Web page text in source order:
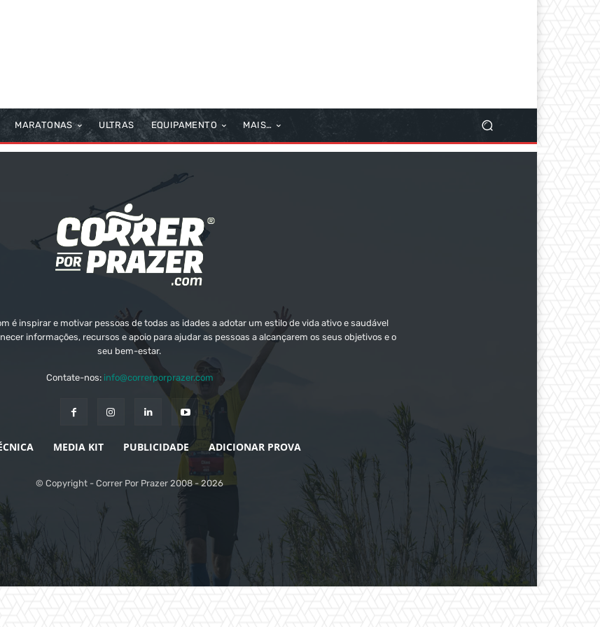
MARATONAS ULTRAS EQUIPAMENTO MAIS…
é inspirar e motivar pessoas de todas as idades a adotar um estilo de vida ativo e saudável
informações, recursos e apoio para ajudar as pessoas a alcançarem os seus objetivos e o
seu bem-estar.
Contate-nos: info@correrporprazer.com
MEDIA KIT PUBLICIDADE ADICIONAR PROVA
© Copyright - Correr Por Prazer 2008 - 2026